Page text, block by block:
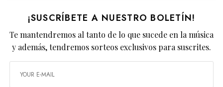
¡SUSCRÍBETE A NUESTRO BOLETÍN!
Te mantendremos al tanto de lo que sucede en la música
y además, tendremos sorteos exclusivos para suscrites.